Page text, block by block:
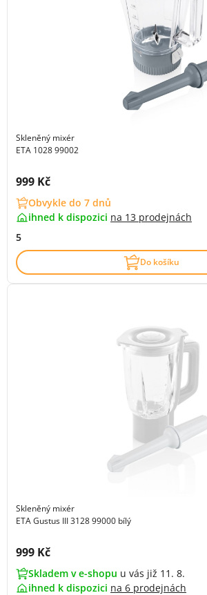
Skleněný mixér
ETA 1028 99002
Cena s DPH:
999 Kč
Obvykle do 7 dnů
ihned k dispozici na 13 prodejnách
5
Do košíku
Skleněný mixér
ETA Gustus III 3128 99000 bílý
Cena s DPH:
999 Kč
Skladem v e-shopu u vás již 11. 8.
ihned k dispozici na 6 prodejnách